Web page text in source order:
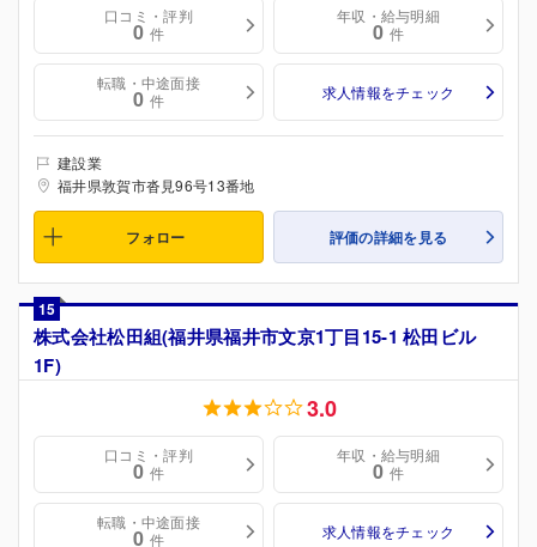
口コミ・評判
0 件
年収・給与明細
0 件
転職・中途面接
0 件 求人情報をチェック
建設業
福井県敦賀市沓見96号13番地
フォロー 評価の詳細を見る
15
株式会社松田組(福井県福井市文京1丁目15-1 松田ビル
1F)
3.0
口コミ・評判
0 件
年収・給与明細
0 件
転職・中途面接
0 件 求人情報をチェック